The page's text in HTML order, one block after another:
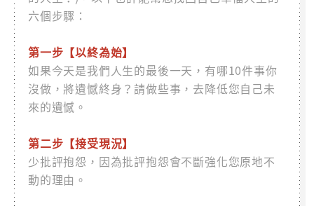
六個步驟：
第一步【以終為始】
如果今天是我們人生的最後一天，有哪10件事你
沒做，將遺憾終身？請做些事，去降低您自己未
來的遺憾。
第二步【接受現況】
少批評抱怨，因為批評抱怨會不斷強化您原地不
動的理由。